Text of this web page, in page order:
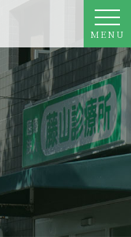
MENU